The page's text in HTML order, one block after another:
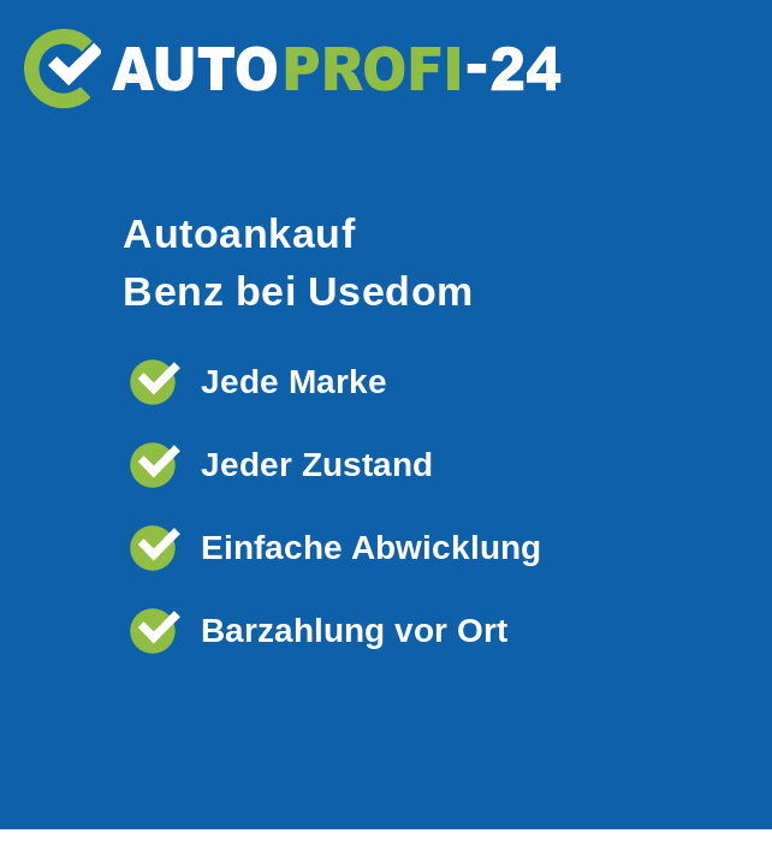
Autoankauf
Benz bei Usedom
Jede Marke
Jeder Zustand
Einfache Abwicklung
Barzahlung vor Ort